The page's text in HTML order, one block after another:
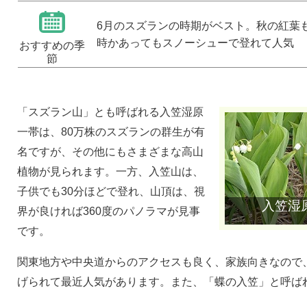
おすすめの季
節
6月のスズランの時期がベスト。秋の紅葉
時かあってもスノーシューで登れて人気
入笠湿
「スズラン山」とも呼ばれる入笠湿原
一帯は、80万株のスズランの群生が有
名ですが、その他にもさまざまな高山
植物が見られます。一方、入笠山は、
子供でも30分ほどで登れ、山頂は、視
界が良ければ360度のパノラマが見事
です。
関東地方や中央道からのアクセスも良く、家族向きなので
げられて最近人気があります。また、「蝶の入笠」と呼ば